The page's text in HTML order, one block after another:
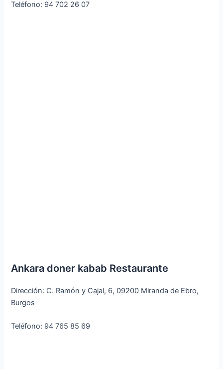
Teléfono: 94 702 26 07
Ankara doner kabab Restaurante
Dirección: C. Ramón y Cajal, 6, 09200 Miranda de Ebro,
Burgos
Teléfono: 94 765 85 69